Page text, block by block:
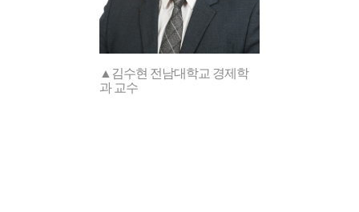
▲김수현 전남대학교 경제학
과 교수